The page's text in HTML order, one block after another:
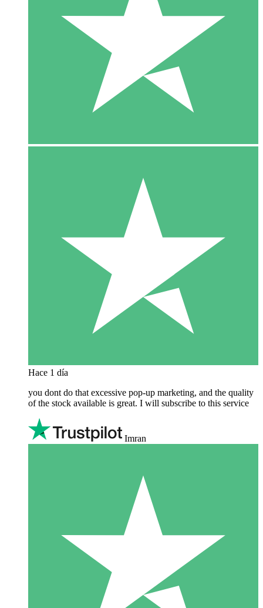
Hace 1 día
you dont do that excessive pop-up marketing, and the quality
of the stock available is great. I will subscribe to this service
Imran